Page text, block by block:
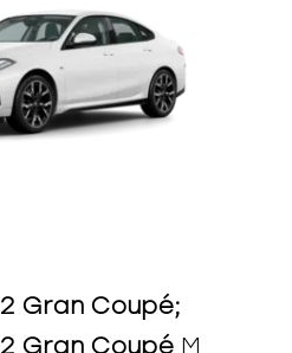
2 Gran Coupé;
2 Gran CoupéM